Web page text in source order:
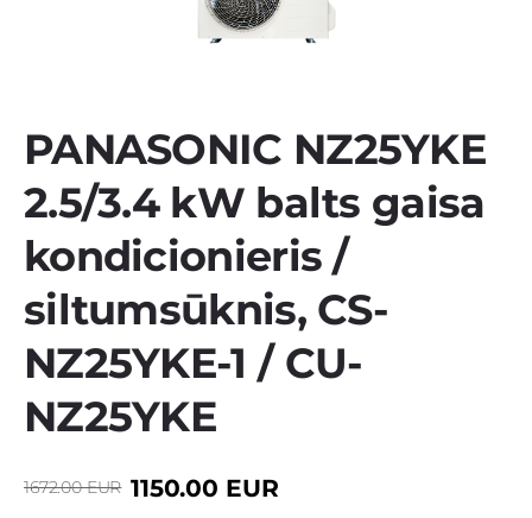
PANASONIC NZ25YKE
2.5/3.4 kW balts gaisa
kondicionieris /
siltumsūknis, CS-
NZ25YKE-1 / CU-
NZ25YKE
1672.00 EUR 1150.00 EUR